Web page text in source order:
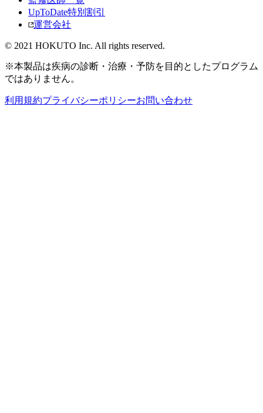
UpToDate特別割引
運営会社
© 2021 HOKUTO Inc. All rights reserved.
※本製品は疾病の診断・治療・予防を目的としたプログラム
ではありません。
利用規約プライバシーポリシーお問い合わせ